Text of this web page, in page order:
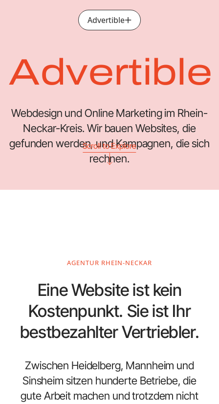
Advertible
Menü öffnen
Advertible
Webdesign und Online Marketing im Rhein-
Neckar-Kreis. Wir bauen Websites, die
gefunden werden, und Kampagnen, die sich
rechnen.
Scroll to Explore
AGENTUR RHEIN-NECKAR
Eine Website ist kein
Kostenpunkt. Sie ist Ihr
bestbezahlter Vertriebler.
Zwischen Heidelberg, Mannheim und
Sinsheim sitzen hunderte Betriebe, die
gute Arbeit machen und trotzdem nicht